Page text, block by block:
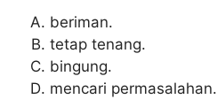
beriman.
tetap tenang.
bingung.
mencari permasalahan.